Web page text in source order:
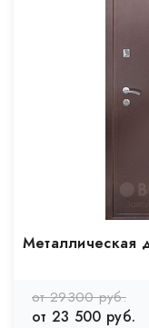
Металлическая
от 29300 руб.
от 23 500 руб.